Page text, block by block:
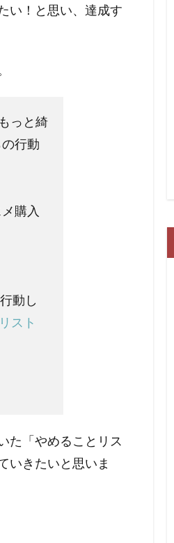
い！と思い、達成す
っと綺
行動
購入
動し
スト
た「やめることリス
いきたいと思いま